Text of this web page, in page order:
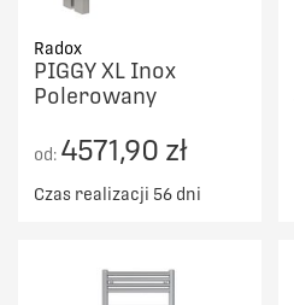
Radox
PIGGY XL Inox
Polerowany
od: 4571,90 zł
Czas realizacji 56 dni